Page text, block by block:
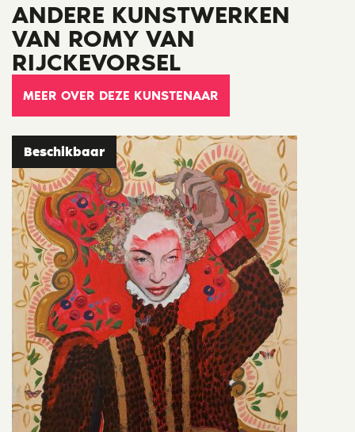
ANDERE KUNSTWERKEN
VAN ROMY VAN
RIJCKEVORSEL
MEER OVER DEZE KUNSTENAAR
Beschikbaar